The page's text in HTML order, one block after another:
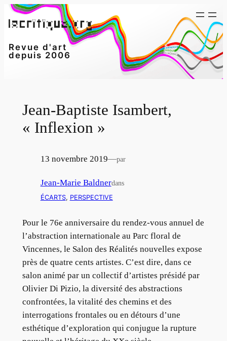
Aller
au
Revue d'art
depuis 2006
Jean-Baptiste Isambert,
« Inflexion »
13 novembre 2019—par
Jean-Marie Baldnerdans
ÉCARTS, PERSPECTIVE
Pour le 76e anniversaire du rendez-vous annuel de
l’abstraction internationale au Parc floral de
Vincennes, le Salon des Réalités nouvelles expose
près de quatre cents artistes. C’est dire, dans ce
salon animé par un collectif d’artistes présidé par
Olivier Di Pizio, la diversité des abstractions
confrontées, la vitalité des chemins et des
interrogations frontales ou en détours d’une
esthétique d’exploration qui conjugue la rupture